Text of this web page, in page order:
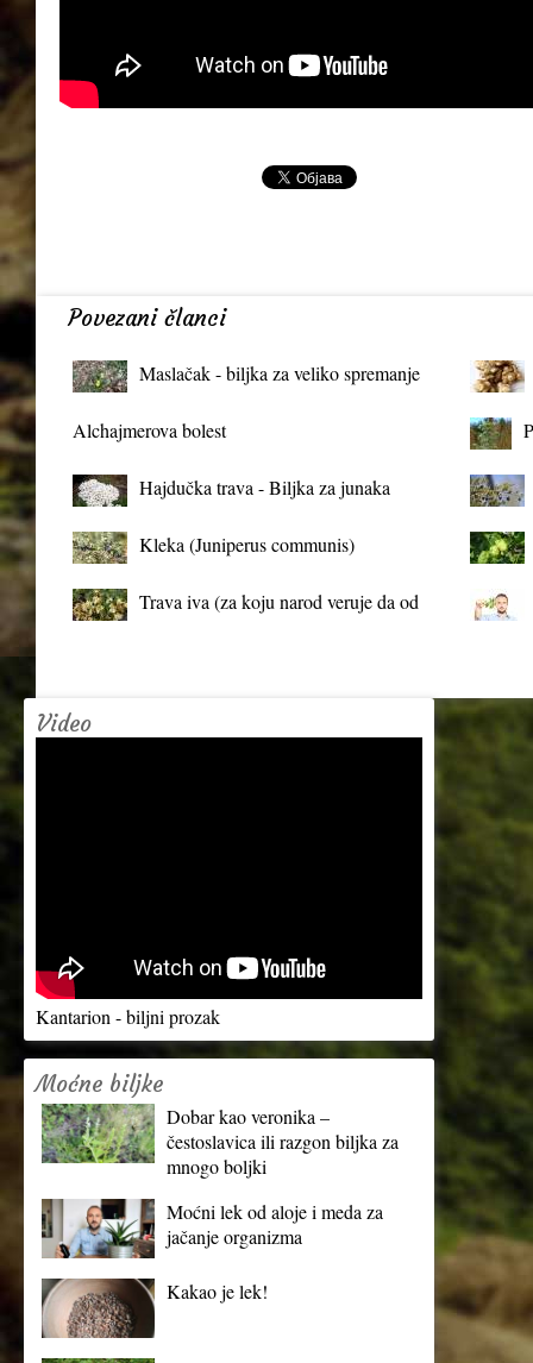
Povezani članci
Maslačak - biljka za veliko spremanje
Alchajmerova bolest
Hajdučka trava - Biljka za junaka
Kleka (Juniperus communis)
Trava iva (za koju narod veruje da od
Video
Kantarion - biljni prozak
Moćne biljke
Dobar kao veronika –
čestoslavica ili razgon biljka za
mnogo boljki
Moćni lek od aloje i meda za
jačanje organizma
Kakao je lek!